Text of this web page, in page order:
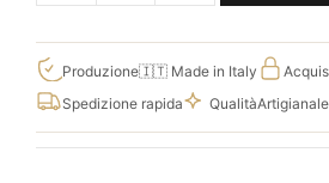
moderni
stampa
coniglietto,
decorazioni
parete
Produzione🇮🇹 Made in Italy
Spedizione rapida
QualitàArtigianale